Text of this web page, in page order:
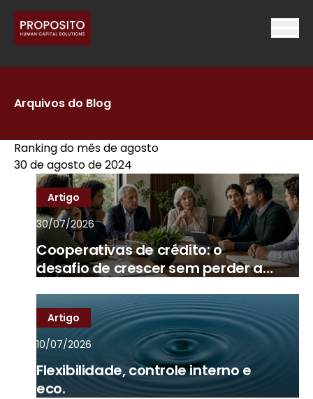
Arquivos do Blog
Ranking do mês de agosto
30 de agosto de 2024
Artigo
30/07/2026
Cooperativas de crédito: o
desafio de crescer sem perder a
Artigo
10/07/2026
Flexibilidade, controle interno e
eco.